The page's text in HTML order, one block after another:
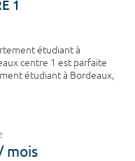
1
étudiant à
centre 1 est parfaite
étudiant à Bordeaux,
mois